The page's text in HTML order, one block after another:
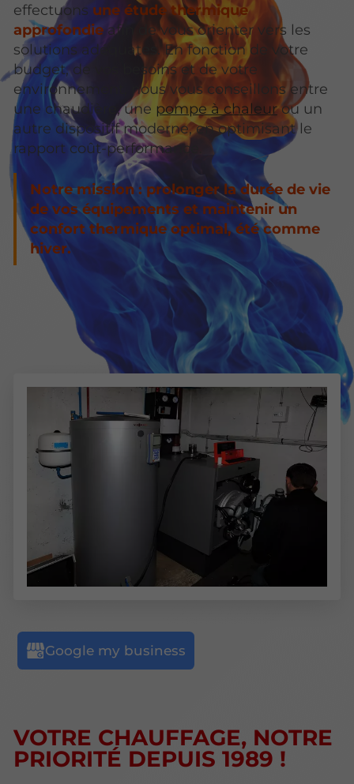
effectuons une étude thermique
approfondie afin de vous orienter vers les
solutions adéquates. En fonction de votre
budget, de vos besoins et de votre
environnement, nous vous conseillons entre
une chaudière, une pompe à chaleurou un
autre dispositif moderne, en optimisant le
rapport coût-performance.
Notre mission : prolonger la durée de vie
de vos équipements et maintenir un
confort thermique optimal, été comme
hiver.
VOTRE CHAUFFAGE, NOTRE
PRIORITÉ DEPUIS 1989 !